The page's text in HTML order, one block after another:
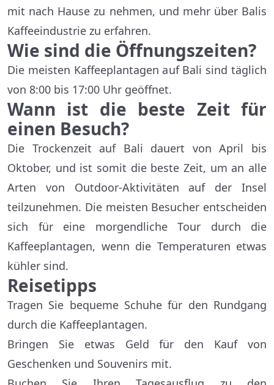
mit nach Hause zu nehmen, und mehr über Balis
Kaffeeindustrie zu erfahren.
Wie sind die Öffnungszeiten?
Die meisten Kaffeeplantagen auf Bali sind täglich
von 8:00 bis 17:00 Uhr geöffnet.
Wann ist die beste Zeit für
einen Besuch?
Die Trockenzeit auf Bali dauert von April bis
Oktober, und ist somit die beste Zeit, um an alle
Arten von Outdoor-Aktivitäten auf der Insel
teilzunehmen. Die meisten Besucher entscheiden
sich für eine morgendliche Tour durch die
Kaffeeplantagen, wenn die Temperaturen etwas
kühler sind.
Reisetipps
Tragen Sie bequeme Schuhe für den Rundgang
durch die Kaffeeplantagen.
Bringen Sie etwas Geld für den Kauf von
Geschenken und Souvenirs mit.